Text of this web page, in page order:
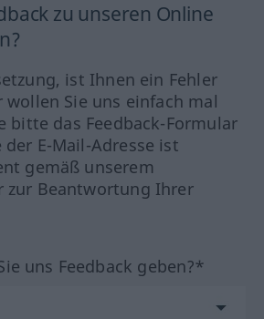
zu unseren Online
ist Ihnen ein Fehler
Sie uns einfach mal
bitte das Feedback-Formular
der E-Mail-Adresse ist
gemäß unserem
zur Beantwortung Ihrer
uns Feedback geben?*